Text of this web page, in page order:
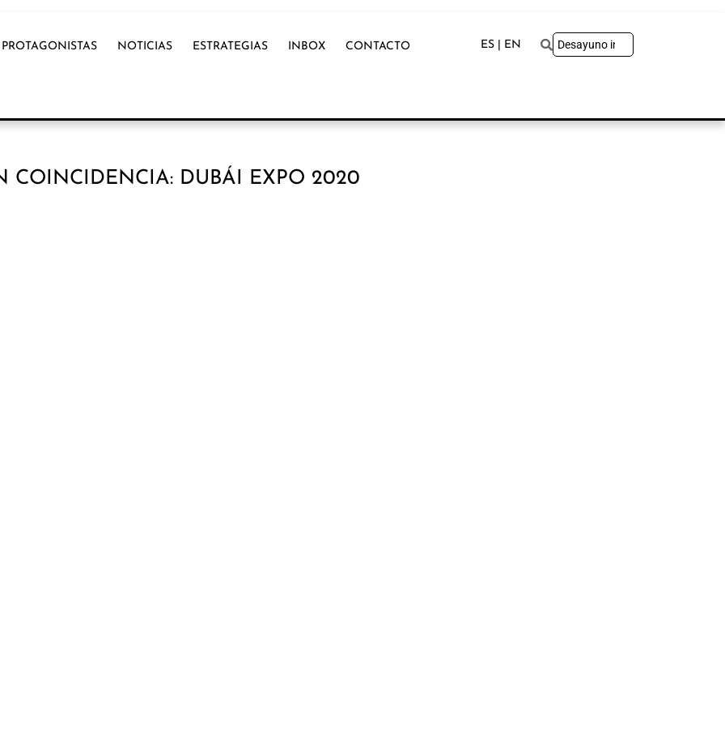
PROTAGONISTAS NOTICIAS ESTRATEGIAS INBOX CONTACTO ES | EN
COINCIDENCIA: DUBÁI EXPO 2020